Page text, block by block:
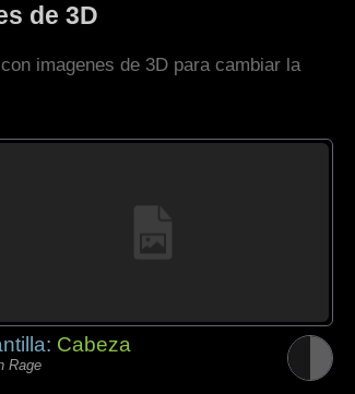
de 3D
imagenes de 3D para cambiar la
Cabeza
Rage